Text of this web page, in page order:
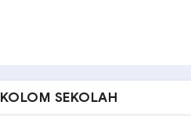
KOLOM SEKOLAH